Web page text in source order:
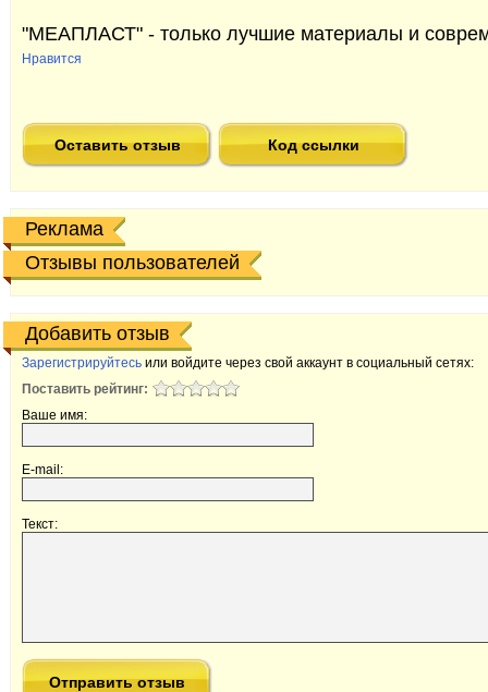
"МЕАПЛАСТ" - только лучшие материалы и
Нравится
Оставить отзыв Код ссылки
Реклама
Отзывы пользователей
Добавить отзыв
Зарегистрируйтесь или войдите через свой аккаунт в социальный сетях:
Поставить рейтинг:
Ваше имя:
E-mail:
Текст: